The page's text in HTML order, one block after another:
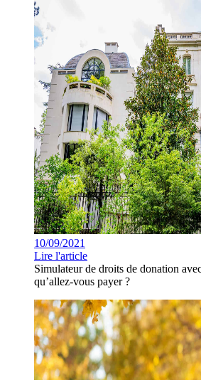
10/09/2021
Lire l'article
Simulateur de droits de donation
qu’allez-vous payer ?